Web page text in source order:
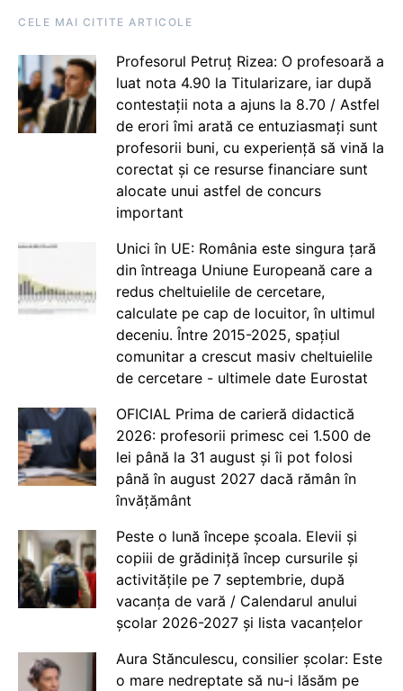
CELE MAI CITITE ARTICOLE
Profesorul Petruț Rizea: O profesoară a
luat nota 4.90 la Titularizare, iar după
contestații nota a ajuns la 8.70 / Astfel
de erori îmi arată ce entuziasmați sunt
profesorii buni, cu experiență să vină la
corectat și ce resurse financiare sunt
alocate unui astfel de concurs
important
Unici în UE: România este singura țară
din întreaga Uniune Europeană care a
redus cheltuielile de cercetare,
calculate pe cap de locuitor, în ultimul
deceniu. Între 2015-2025, spațiul
comunitar a crescut masiv cheltuielile
de cercetare - ultimele date Eurostat
OFICIAL Prima de carieră didactică
2026: profesorii primesc cei 1.500 de
lei până la 31 august și îi pot folosi
până în august 2027 dacă rămân în
învățământ
Peste o lună începe școala. Elevii și
copiii de grădiniță încep cursurile și
activitățile pe 7 septembrie, după
vacanța de vară / Calendarul anului
școlar 2026-2027 și lista vacanțelor
Aura Stănculescu, consilier școlar: Este
o mare nedreptate să nu-i lăsăm pe